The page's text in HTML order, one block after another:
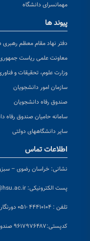
مهمانسرای دانشگاه
پیوند ها
دفتر نهاد مقام معظم رهبری
معاونت علمی ریاست
وزارت علوم، تحقیقات و
سازمان امور دانشجویان
صندوق رفاه دانشجویان
سامانه حامیان صندوق رفاه
سایر دانشگاههای دولتی
اطلاعات تماس
نشانی: خراسان رضوی –
پست الکترونیکی:
تلفن : ۴۴۴۱۰۱۰۴ -۰۵۱ دورنگار:۴۴۴۱۰۳۰۰
کدپستی:۹۶۱۷۹۷۶۴۸۷ صندوق پستی:۳۹۷